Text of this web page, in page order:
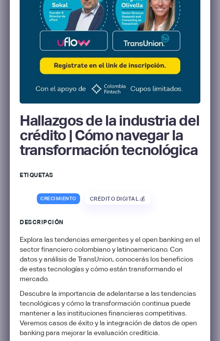
Hallazgos de la industria del
crédito | Cómo navegar la
transformación tecnológica
ETIQUETAS
CRECIMIENTO CRÉDITO DIGITAL 💰
DESCRIPCIÓN
​Explora las tendencias emergentes y el open banking en el
sector financiero colombiano y latinoamericano. Con
datos y análisis de TransUnion, conocerás los beneficios
de estas tecnologías y cómo están transformando el
mercado.
​Descubre la importancia de adelantarse a las tendencias
tecnológicas y cómo la transformación continua puede
mantener a las instituciones financieras competitivas.
Veremos casos de éxito y la integración de datos de open
banking para mejorar la evaluación crediticia.